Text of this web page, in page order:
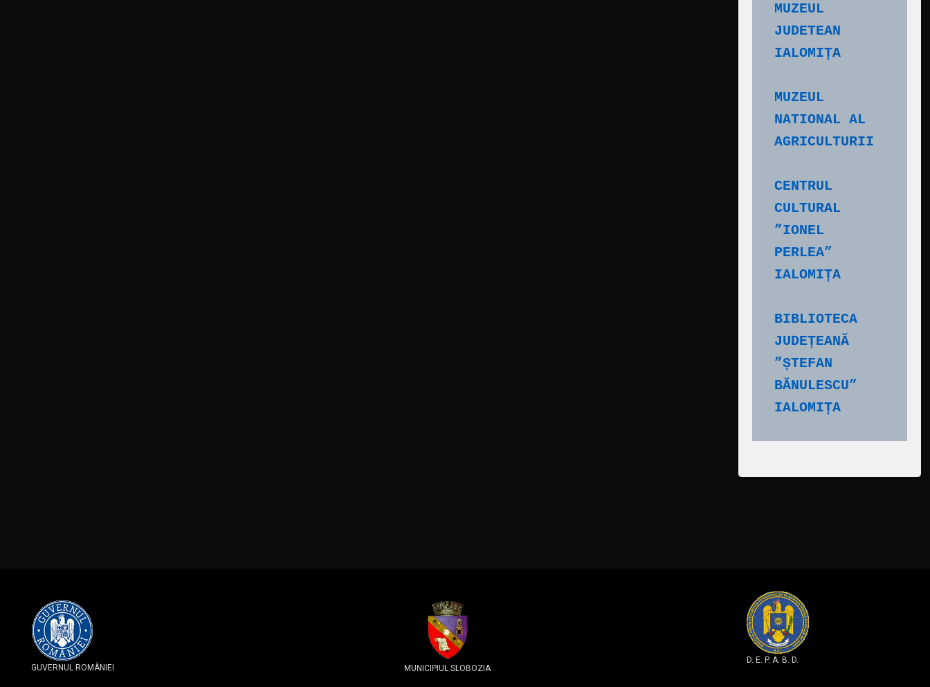
MUZEUL
JUDETEAN
IALOMIȚA
MUZEUL
NATIONAL AL
AGRICULTURII
CENTRUL
CULTURAL
”IONEL
PERLEA”
IALOMIȚA
BIBLIOTECA
JUDEȚEANĂ
”ȘTEFAN
BĂNULESCU”
IALOMIȚA
GUVERNUL ROMÂNIEI MUNICIPIUL SLOBOZIA
D. E. P. A. B. D.